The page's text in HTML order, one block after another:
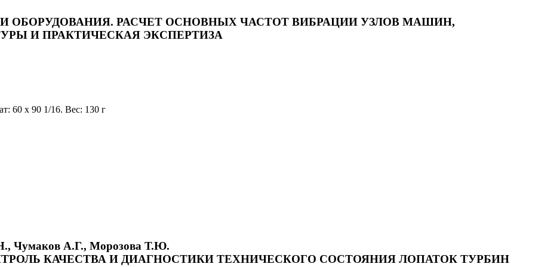
РАСЧЕТ ОСНОВНЫХ ЧАСТОТ ВИБРАЦИИ УЗЛОВ МАШИН,
И ПРАКТИЧЕСКАЯ ЭКСПЕРТИЗА
60 x 90 1/16. Вес: 130 г
Чумаков А.Г., Морозова Т.Ю.
КАЧЕСТВА И ДИАГНОСТИКИ ТЕХНИЧЕСКОГО СОСТОЯНИЯ ЛОПАТОК ТУРБИН